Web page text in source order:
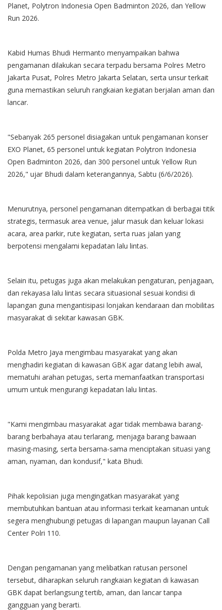
Planet, Polytron Indonesia Open Badminton 2026, dan Yellow
Run 2026.
Kabid Humas Bhudi Hermanto menyampaikan bahwa
pengamanan dilakukan secara terpadu bersama Polres Metro
Jakarta Pusat, Polres Metro Jakarta Selatan, serta unsur terkait
guna memastikan seluruh rangkaian kegiatan berjalan aman dan
lancar.
"Sebanyak 265 personel disiagakan untuk pengamanan konser
EXO Planet, 65 personel untuk kegiatan Polytron Indonesia
Open Badminton 2026, dan 300 personel untuk Yellow Run
2026," ujar Bhudi dalam keterangannya, Sabtu (6/6/2026).
Menurutnya, personel pengamanan ditempatkan di berbagai titik
strategis, termasuk area venue, jalur masuk dan keluar lokasi
acara, area parkir, rute kegiatan, serta ruas jalan yang
berpotensi mengalami kepadatan lalu lintas.
Selain itu, petugas juga akan melakukan pengaturan, penjagaan,
dan rekayasa lalu lintas secara situasional sesuai kondisi di
lapangan guna mengantisipasi lonjakan kendaraan dan mobilitas
masyarakat di sekitar kawasan GBK.
Polda Metro Jaya mengimbau masyarakat yang akan
menghadiri kegiatan di kawasan GBK agar datang lebih awal,
mematuhi arahan petugas, serta memanfaatkan transportasi
umum untuk mengurangi kepadatan lalu lintas.
"Kami mengimbau masyarakat agar tidak membawa barang-
barang berbahaya atau terlarang, menjaga barang bawaan
masing-masing, serta bersama-sama menciptakan situasi yang
aman, nyaman, dan kondusif," kata Bhudi.
Pihak kepolisian juga mengingatkan masyarakat yang
membutuhkan bantuan atau informasi terkait keamanan untuk
segera menghubungi petugas di lapangan maupun layanan Call
Center Polri 110.
Dengan pengamanan yang melibatkan ratusan personel
tersebut, diharapkan seluruh rangkaian kegiatan di kawasan
GBK dapat berlangsung tertib, aman, dan lancar tanpa
gangguan yang berarti.